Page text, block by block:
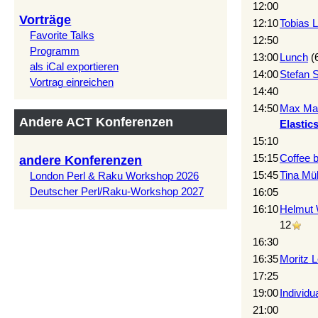
Vorträge
Favorite Talks
Programm
als iCal exportieren
Vortrag einreichen
Andere ACT Konferenzen
andere Konferenzen
London Perl & Raku Workshop 2026
Deutscher Perl/Raku-Workshop 2027
12:00
12:10Tobias
12:50
13:00 ‎Lunch‎
14:00Stefan
14:40
14:50 Max
15:10
15:15‎Coffee
15:45Tina
16:05
16:10 Helmut
12
16:30
16:35 Moritz
17:25
19:00
21:00